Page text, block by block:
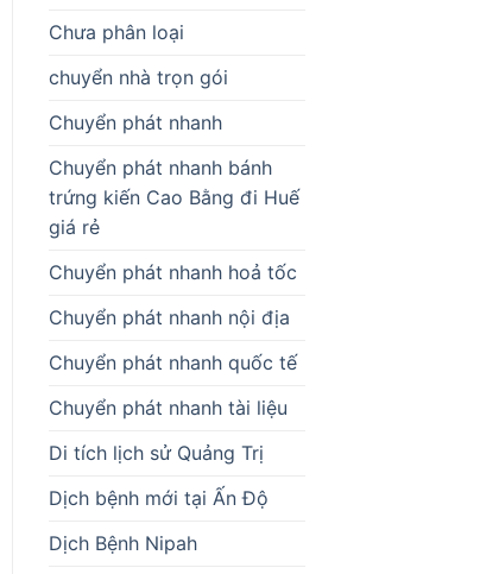
Chưa phân loại
chuyển nhà trọn gói
Chuyển phát nhanh
Chuyển phát nhanh bánh
trứng kiến Cao Bằng đi Huế
giá rẻ
Chuyển phát nhanh hoả tốc
Chuyển phát nhanh nội địa
Chuyển phát nhanh quốc tế
Chuyển phát nhanh tài liệu
Di tích lịch sử Quảng Trị
Dịch bệnh mới tại Ấn Độ
Dịch Bệnh Nipah